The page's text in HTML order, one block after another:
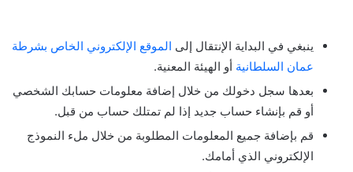
ينبغي في البداية الإنتقال إلى الموقع الإلكتروني الخاص بشرطة
عمان السلطانية أو الهيئة المعنية.
بعدها سجل دخولك من خلال إضافة معلومات حسابك الشخصي
أو قم بإنشاء حساب جديد إذا لم تمتلك حساب من قبل.
قم بإضافة جميع المعلومات المطلوبة من خلال ملء النموذج
الإلكتروني الذي أمامك.